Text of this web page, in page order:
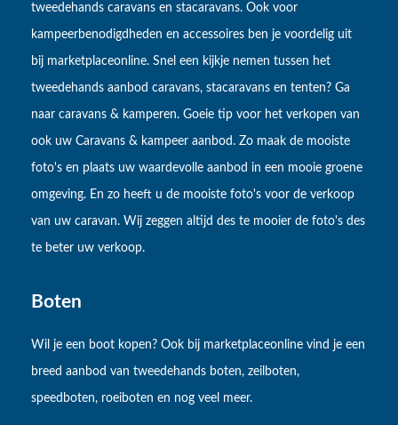
tweedehands caravans en stacaravans. Ook voor
kampeerbenodigdheden en accessoires ben je voordelig uit
bij marketplaceonline. Snel een kijkje nemen tussen het
tweedehands aanbod caravans, stacaravans en tenten? Ga
naar caravans & kamperen. Goeie tip voor het verkopen van
ook uw Caravans & kampeer aanbod. Zo maak de mooiste
foto's en plaats uw waardevolle aanbod in een mooie groene
omgeving. En zo heeft u de mooiste foto's voor de verkoop
van uw caravan. Wij zeggen altijd des te mooier de foto's des
te beter uw verkoop.
Boten
Wil je een boot kopen? Ook bij marketplaceonline vind je een
breed aanbod van tweedehands boten, zeilboten,
speedboten, roeiboten en nog veel meer.